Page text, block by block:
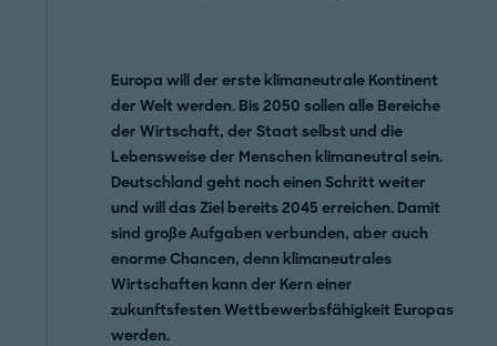
Europa will der erste klimaneutrale Kontinent
der Welt werden. Bis 2050 sollen alle Bereiche
der Wirtschaft, der Staat selbst und die
Lebensweise der Menschen klimaneutral sein.
Deutschland geht noch einen Schritt weiter
und will das Ziel bereits 2045 erreichen. Damit
sind große Aufgaben verbunden, aber auch
enorme Chancen, denn klimaneutrales
Wirtschaften kann der Kern einer
zukunftsfesten Wettbewerbsfähigkeit Europas
werden.